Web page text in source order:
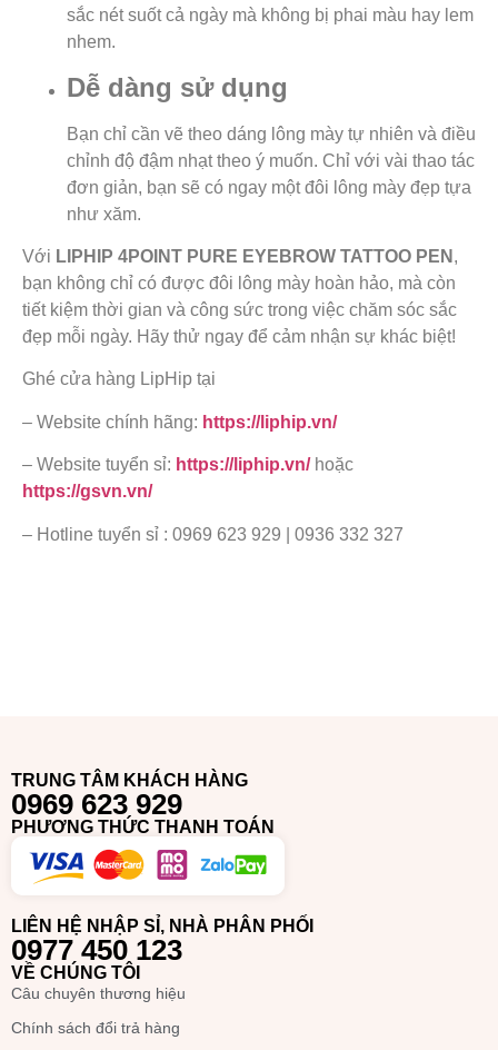
sắc nét suốt cả ngày mà không bị phai màu hay lem
nhem.
Dễ dàng sử dụng
Bạn chỉ cần vẽ theo dáng lông mày tự nhiên và điều
chỉnh độ đậm nhạt theo ý muốn. Chỉ với vài thao tác
đơn giản, bạn sẽ có ngay một đôi lông mày đẹp tựa
như xăm.
Với LIPHIP 4POINT PURE EYEBROW TATTOO PEN ,
bạn không chỉ có được đôi lông mày hoàn hảo, mà còn
tiết kiệm thời gian và công sức trong việc chăm sóc sắc
đẹp mỗi ngày. Hãy thử ngay để cảm nhận sự khác biệt!
Ghé cửa hàng LipHip tại
– Website chính hãng: https://liphip.vn/
– Website tuyển sỉ: https://liphip.vn/hoặc
https://gsvn.vn/
– Hotline tuyển sỉ : 0969 623 929 | 0936 332 327
TRUNG TÂM KHÁCH HÀNG
0969 623 929
PHƯƠNG THỨC THANH TOÁN
LIÊN HỆ NHẬP SỈ, NHÀ PHÂN PHỐI
0977 450 123
VỀ CHÚNG TÔI
Câu chuyên thương hiệu
Chính sách đổi trả hàng